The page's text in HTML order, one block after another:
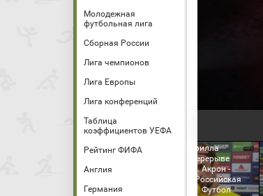
Молодежная
футбольная лига
Сборная России
Лига чемпионов
Лига Европы
Лига конференций
Таблица
коэффициентов УЕФА
Рейтинг ФИФА
Англия
Германия
Интервью Роберто
матча (видео). Акрон -
Премьер-Лига. Футбол
Интервью Кирилла
Щетинина в перерыве
матча (видео). Акрон -
Ростов. МИР Российская
Премьер-Лига. Футбол